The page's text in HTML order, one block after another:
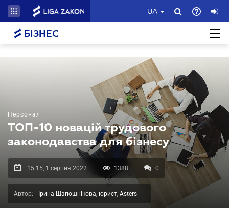
UA
БІЗНЕС
Персонал
ТОП-10 новацій трудового
законодавства для бізнесу
15.15, 1 серпня 2022 1388 0
Автор: Ірина Шапошнікова, юрист, Asters